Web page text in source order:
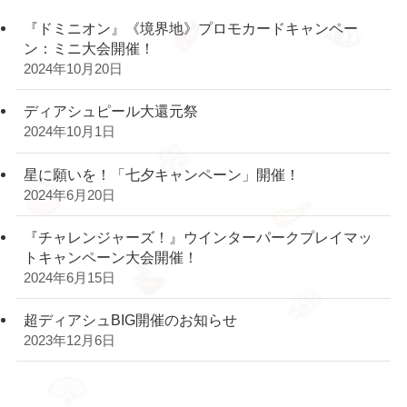
『ドミニオン』《境界地》プロモカードキャンペー
ン：ミニ大会開催！
2024年10月20日
ディアシュピール大還元祭
2024年10月1日
星に願いを！「七夕キャンペーン」開催！
2024年6月20日
『チャレンジャーズ！』ウインターパークプレイマッ
トキャンペーン大会開催！
2024年6月15日
超ディアシュBIG開催のお知らせ
2023年12月6日